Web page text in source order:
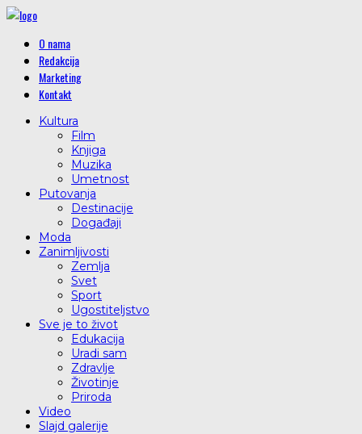
O nama
Redakcija
Marketing
Kontakt
Kultura
Film
Knjiga
Muzika
Umetnost
Putovanja
Destinacije
Događaji
Moda
Zanimljivosti
Zemlja
Svet
Sport
Ugostiteljstvo
Sve je to život
Edukacija
Uradi sam
Zdravlje
Životinje
Priroda
Video
Slajd galerije